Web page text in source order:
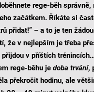
rege-běh
začátkem. Říkáte si
přidat!” – a to je ten
že v nejlepším je třeba
přijdou v příštích
rege-běhu je doba trvání,
překročit hodinu, ale